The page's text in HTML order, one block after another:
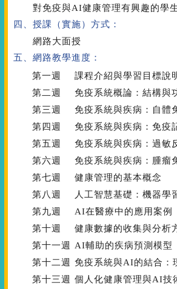
對免疫與AI健康管理有興趣的學
四、授課（實施）方式：
網路大面授
五、網路教學進度：
第一週
課程介紹與學習目標說
第二週
免疫系統概論：結構與
第三週
免疫系統與疾病：自體
第四週
免疫系統與疾病：免疫
第五週
免疫系統與疾病：過敏
第六週
免疫系統與疾病：腫瘤
第七週
健康管理的基本概念
第八週
人工智慧基礎：機器學
第九週
AI在醫療中的應用案例
第十週
健康數據的收集與分析
第十一週
AI輔助的疾病預測模型
第十二週
免疫系統與AI的結合：
第十三週
個人化健康管理與AI技